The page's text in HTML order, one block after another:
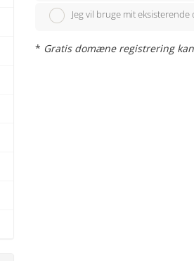
Jeg vil bruge mit
* Gratis domæne registrering